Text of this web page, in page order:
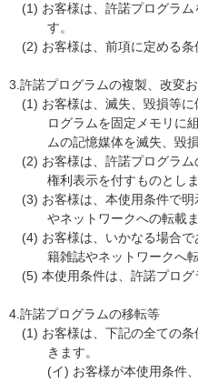
(1) お客様は、許諾プログラ
す。
(2) お客様は、前項に定める
3.許諾プログラムの複製、改変
(1) お客様は、滅失、毀損等
ログラムを固定メモリに
ムの記憶媒体を滅失、毀
(2) お客様は、許諾プログラ
権利表示を付すものとし
(3) お客様は、本使用条件で
やネットワークへの転載
(4) お客様は、いかなる場合
籍雑誌やネットワークへ
(5) 本使用条件は、許諾プロ
4.許諾プログラムの移転等
(1) お客様は、下記の全ての
きます。
(イ) お客様が本使用条件